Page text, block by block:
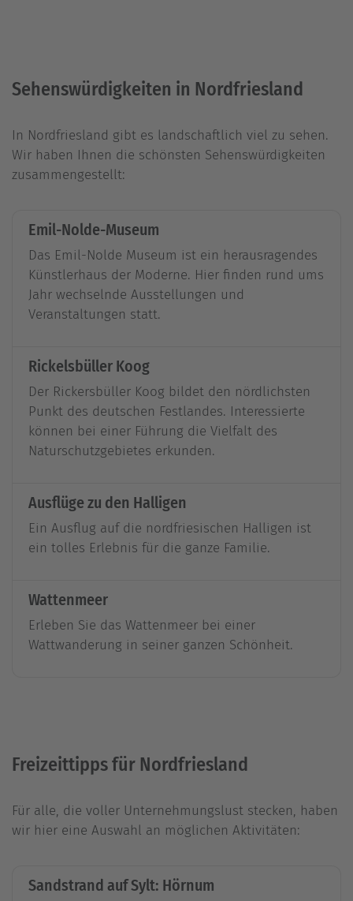
Sehenswürdigkeiten in Nordfriesland
In Nordfriesland gibt es landschaftlich viel zu sehen.
Wir haben Ihnen die schönsten Sehenswürdigkeiten
zusammengestellt:
Emil-Nolde-Museum
Das Emil-Nolde Museum ist ein herausragendes
Künstlerhaus der Moderne. Hier finden rund ums
Jahr wechselnde Ausstellungen und
Veranstaltungen statt.
Rickelsbüller Koog
Der Rickersbüller Koog bildet den nördlichsten
Punkt des deutschen Festlandes. Interessierte
können bei einer Führung die Vielfalt des
Naturschutzgebietes erkunden.
Ausflüge zu den Halligen
Ein Ausflug auf die nordfriesischen Halligen ist
ein tolles Erlebnis für die ganze Familie.
Wattenmeer
Erleben Sie das Wattenmeer bei einer
Wattwanderung in seiner ganzen Schönheit.
Freizeittipps für Nordfriesland
Für alle, die voller Unternehmungslust stecken, haben
wir hier eine Auswahl an möglichen Aktivitäten:
Sandstrand auf Sylt: Hörnum